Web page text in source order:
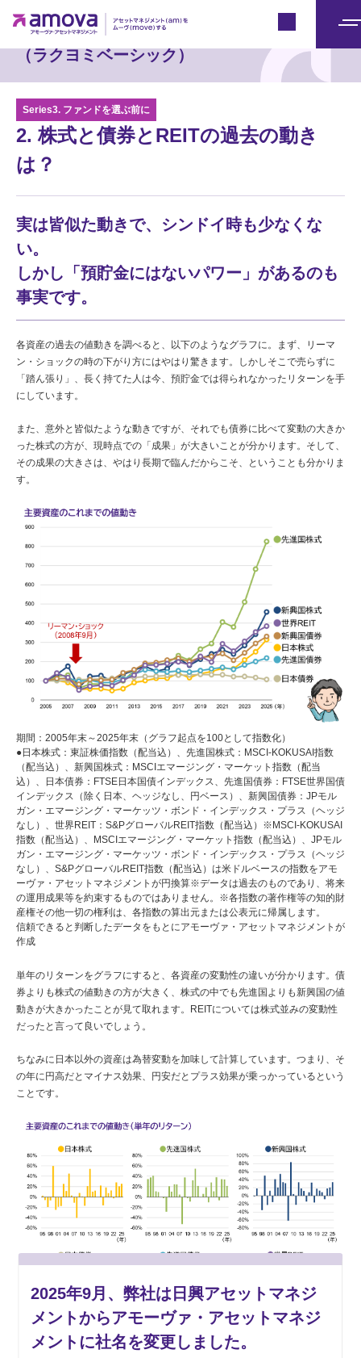
ュ
楽読Basics
（ラクヨミベーシック）
Series3. ファンドを選ぶ前に
2. 株式と債券とREITの過去の動き
は？
実は皆似た動きで、シンドイ時も少なくな
い。
しかし「預貯金にはないパワー」があるのも
事実です。
各資産の過去の値動きを調べると、以下のようなグラフに。まず、リーマ
ン・ショックの時の下がり方にはやはり驚きます。しかしそこで売らずに
「踏ん張り」、長く持てた人は今、預貯金では得られなかったリターンを手
にしています。
また、意外と皆似たような動きですが、それでも債券に比べて変動の大きか
った株式の方が、現時点での「成果」が大きいことが分かります。そして、
その成果の大きさは、やはり長期で臨んだからこそ、ということも分かりま
す。
期間：2005年末～2025年末（グラフ起点を100として指数化）
●日本株式：東証株価指数（配当込）、先進国株式：MSCI-KOKUSAI指数
（配当込）、新興国株式：MSCIエマージング・マーケット指数（配当
込）、日本債券：FTSE日本国債インデックス、先進国債券：FTSE世界国債
インデックス（除く日本、ヘッジなし、円ベース）、新興国債券：JPモル
ガン・エマージング・マーケッツ・ボンド・インデックス・プラス（ヘッジ
なし）、世界REIT：S&PグローバルREIT指数（配当込）※MSCI-KOKUSAI
指数（配当込）、MSCIエマージング・マーケット指数（配当込）、JPモル
ガン・エマージング・マーケッツ・ボンド・インデックス・プラス（ヘッジ
なし）、S&PグローバルREIT指数（配当込）は米ドルベースの指数をアモ
ーヴァ・アセットマネジメントが円換算※データは過去のものであり、将来
の運用成果等を約束するものではありません。※各指数の著作権等の知的財
産権その他一切の権利は、各指数の算出元または公表元に帰属します。
信頼できると判断したデータをもとにアモーヴァ・アセットマネジメントが
作成
単年のリターンをグラフにすると、各資産の変動性の違いが分かります。債
券よりも株式の値動きの方が大きく、株式の中でも先進国よりも新興国の値
動きが大きかったことが見て取れます。REITについては株式並みの変動性
だったと言って良いでしょう。
ちなみに日本以外の資産は為替変動を加味して計算しています。つまり、そ
の年に円高だとマイナス効果、円安だとプラス効果が乗っかっているという
ことです。
2025年9月、弊社は日興アセットマネジ
メントからアモーヴァ・アセットマネジ
メントに社名を変更しました。